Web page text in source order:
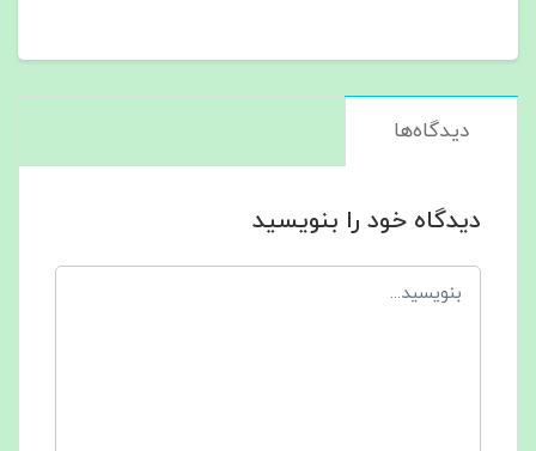
دیدگاه‌ها
دیدگاه خود را بنویسید